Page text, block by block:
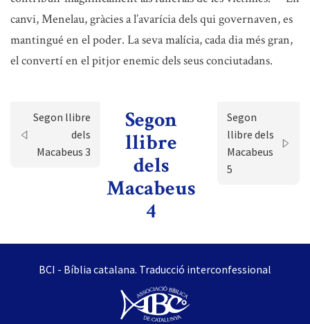
canvi, Menelau, gràcies a l’avarícia dels qui governaven, es
mantingué en el poder. La seva malícia, cada dia més gran,
el convertí en el pitjor enemic dels seus conciutadans.
Segon llibre
dels
Macabeus 3
Segon
llibre
dels
Macabeus
4
Segon
llibre dels
Macabeus
5
BCI - Bíblia catalana. Traducció interconfessional